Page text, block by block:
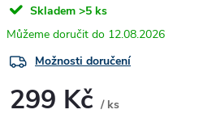
Skladem >5 ks
12.08.2026
Možnosti doručení
299 Kč / ks